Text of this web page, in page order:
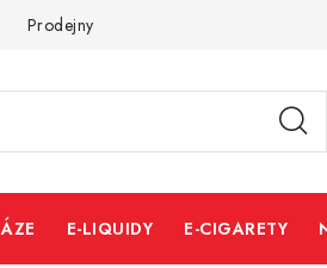
Prodejny
E-LIQUIDY E-CIGARETY